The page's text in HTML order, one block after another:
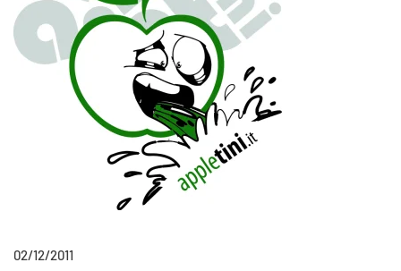
02/12/2011